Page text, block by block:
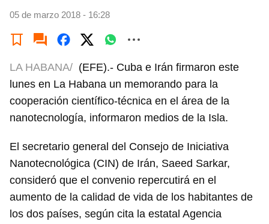
05 de marzo 2018 - 16:28
LA HABANA/ (EFE).- Cuba e Irán firmaron este
lunes en La Habana un memorando para la
cooperación científico-técnica en el área de la
nanotecnología, informaron medios de la Isla.
El secretario general del Consejo de Iniciativa
Nanotecnológica (CIN) de Irán, Saeed Sarkar,
consideró que el convenio repercutirá en el
aumento de la calidad de vida de los habitantes de
los dos países, según cita la estatal Agencia